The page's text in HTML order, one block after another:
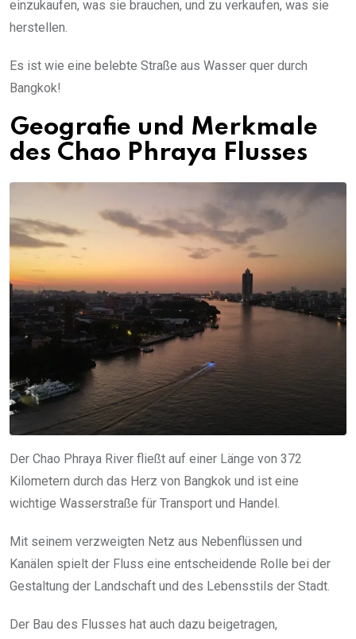
einzukaufen, was sie brauchen, und zu verkaufen, was sie
herstellen.
Es ist wie eine belebte Straße aus Wasser quer durch
Bangkok!
Geografie und Merkmale
des Chao Phraya Flusses
Der Chao Phraya River fließt auf einer Länge von 372
Kilometern durch das Herz von Bangkok und ist eine
wichtige Wasserstraße für Transport und Handel.
Mit seinem verzweigten Netz aus Nebenflüssen und
Kanälen spielt der Fluss eine entscheidende Rolle bei der
Gestaltung der Landschaft und des Lebensstils der Stadt.
Der Bau des Flusses hat auch dazu beigetragen,